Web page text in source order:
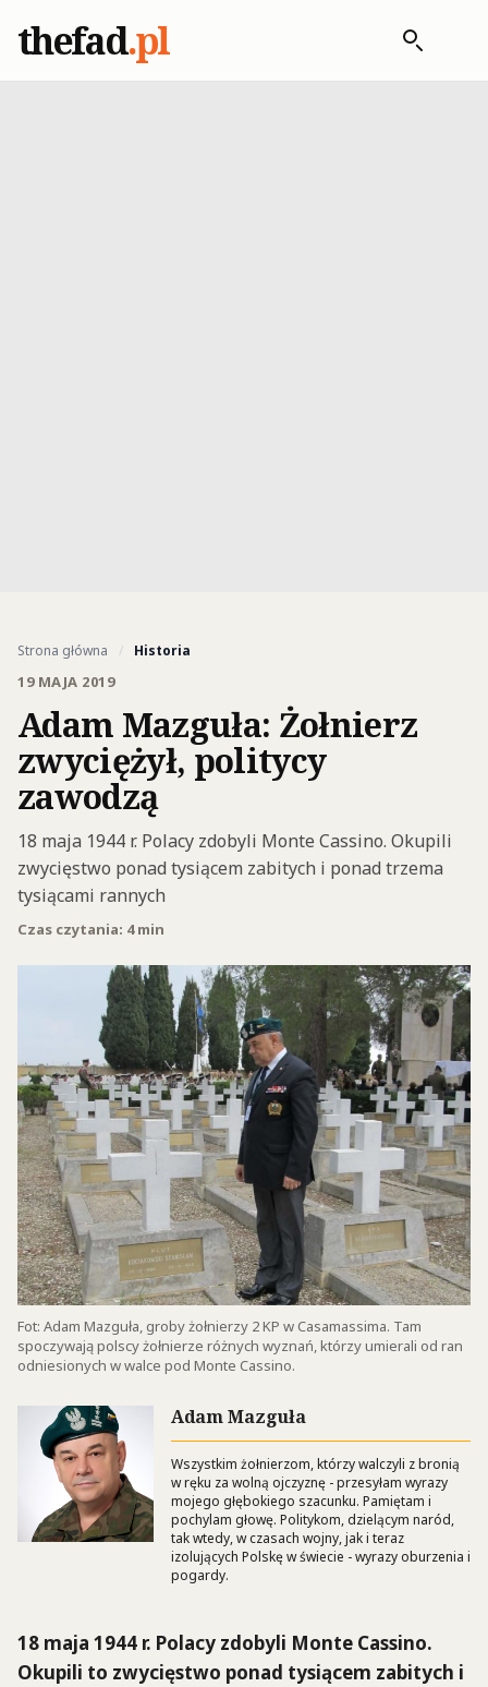
thefad.pl
Strona główna / Historia
19 MAJA 2019
Adam Mazguła: Żołnierz
zwyciężył, politycy
zawodzą
18 maja 1944 r. Polacy zdobyli Monte Cassino. Okupili
zwycięstwo ponad tysiącem zabitych i ponad trzema
tysiącami rannych
Czas czytania: 4 min
Fot: Adam Mazguła, groby żołnierzy 2 KP w Casamassima. Tam
spoczywają polscy żołnierze różnych wyznań, którzy umierali od ran
odniesionych w walce pod Monte Cassino.
Adam Mazguła
Wszystkim żołnierzom, którzy walczyli z bronią
w ręku za wolną ojczyznę - przesyłam wyrazy
mojego głębokiego szacunku. Pamiętam i
pochylam głowę. Politykom, dzielącym naród,
tak wtedy, w czasach wojny, jak i teraz
izolujących Polskę w świecie - wyrazy oburzenia i
pogardy.
18 maja 1944 r. Polacy zdobyli Monte Cassino.
Okupili to zwycięstwo ponad tysiącem zabitych i